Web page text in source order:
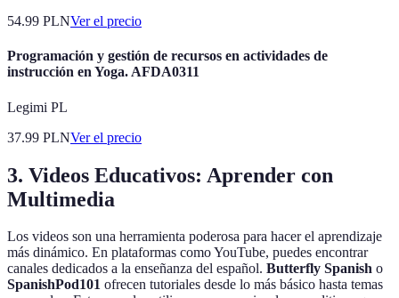
54.99 PLNVer el precio
Programación y gestión de recursos en actividades de
instrucción en Yoga. AFDA0311
Legimi PL
37.99 PLNVer el precio
3. Videos Educativos: Aprender con
Multimedia
Los videos son una herramienta poderosa para hacer el aprendizaje
más dinámico. En plataformas como YouTube, puedes encontrar
canales dedicados a la enseñanza del español. Butterfly Spanish o
SpanishPod101 ofrecen tutoriales desde lo más básico hasta temas